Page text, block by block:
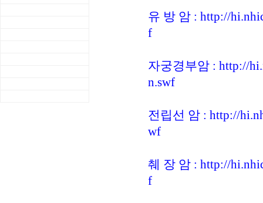
유 방 암 : http://
f
자궁경부암 : http://
n.swf
전립선 암 : http://
wf
췌 장 암 : http://
f